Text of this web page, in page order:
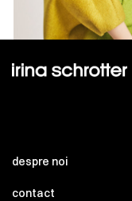
despre noi
contact